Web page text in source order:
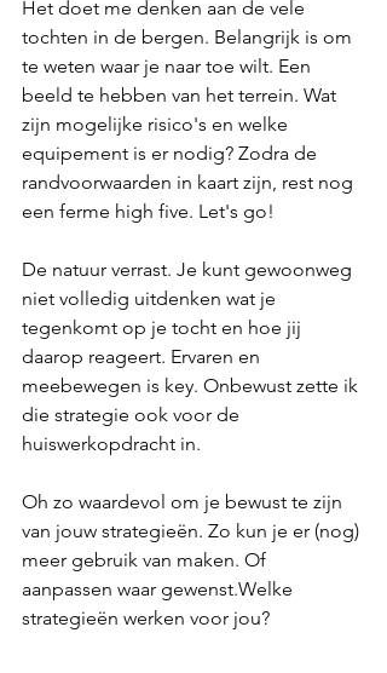
Het doet me denken aan de vele
tochten in de bergen. Belangrijk is om
te weten waar je naar toe wilt. Een
beeld te hebben van het terrein. Wat
zijn mogelijke risico's en welke
equipement is er nodig? Zodra de
randvoorwaarden in kaart zijn, rest nog
een ferme high five. Let's go!
De natuur verrast. Je kunt gewoonweg
niet volledig uitdenken wat je
tegenkomt op je tocht en hoe jij
daarop reageert. Ervaren en
meebewegen is key. Onbewust zette ik
die strategie ook voor de
huiswerkopdracht in.
Oh zo waardevol om je bewust te zijn
van jouw strategieën. Zo kun je er (nog)
meer gebruik van maken. Of
aanpassen waar gewenst.Welke
strategieën werken voor jou?